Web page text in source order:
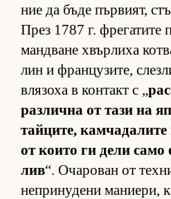
ние да бъде пър­ви­ят,
През 1787 г. фре­га­тите
ман­д­ване хвър­лиха
лин и фран­цу­зи­те,
вля­зоха в кон­такт с „
раз­лична от тази на
тай­ци­те, кам­ча­да­лите
от ко­ито ги дели
лив“. Оча­ро­ван от
неп­ри­ну­дени ма­ни­е­ри,